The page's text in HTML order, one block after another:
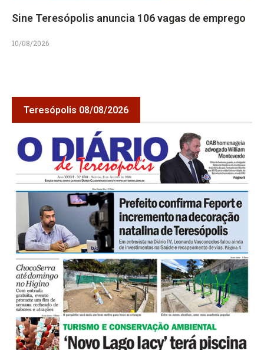
Sine Teresópolis anuncia 106 vagas de emprego
10/08/2026
Teresópolis 08/08/2026